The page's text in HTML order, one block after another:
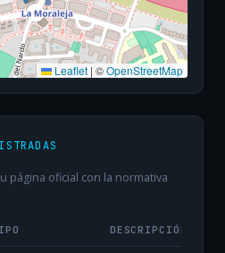
Leaflet | ©OpenStreetMap
página oficial con la normativa
DESCRIPCIÓN